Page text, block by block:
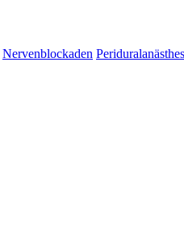
Nervenblockaden